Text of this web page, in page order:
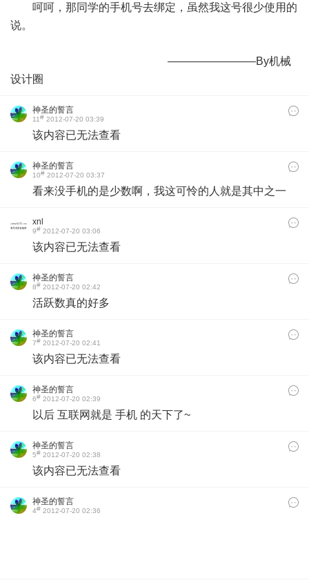
呵呵，那同学的手机号去绑定，虽然我这号很少使用的
说。
————————By机械
设计圈
神圣的誓言
11# 2012-07-20 03:39
该内容已无法查看
神圣的誓言
10# 2012-07-20 03:37
看来没手机的是少数啊，我这可怜的人就是其中之一
xnl
9# 2012-07-20 03:06
该内容已无法查看
神圣的誓言
8# 2012-07-20 02:42
活跃数真的好多
神圣的誓言
7# 2012-07-20 02:41
该内容已无法查看
神圣的誓言
6# 2012-07-20 02:39
以后 互联网就是 手机 的天下了~
神圣的誓言
5# 2012-07-20 02:38
该内容已无法查看
神圣的誓言
4# 2012-07-20 02:36